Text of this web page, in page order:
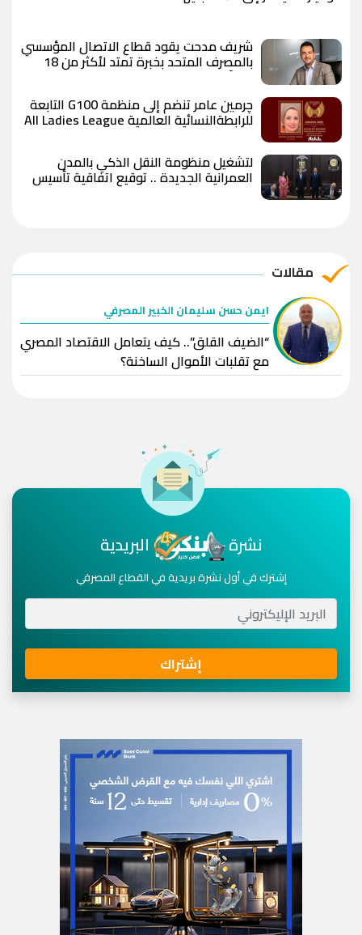
شريف مدحت يقود قطاع الاتصال المؤسسي
بالمصرف المتحد بخبرة تمتد لأكثر من 18
عاماً
چرمين عامر تنضم إلى منظمة G100 التابعة
للرابطةالنسائية العالمية All Ladies League
عن الإعلام الرقمي والتجارة الإلكترونية
لتشغيل منظومة النقل الذكي بالمدن
العمرانية الجديدة .. توقيع اتفاقية تأسيس
شركة "مواصلات مدن مصر"
مقالات
ايمن حسن سليمان الخبير المصرفي
“الضيف القلق”.. كيف يتعامل الاقتصاد المصري
مع تقلبات الأموال الساخنة؟
نشرة البريدية
إشترك في أول نشرة بريدية في القطاع المصرفي